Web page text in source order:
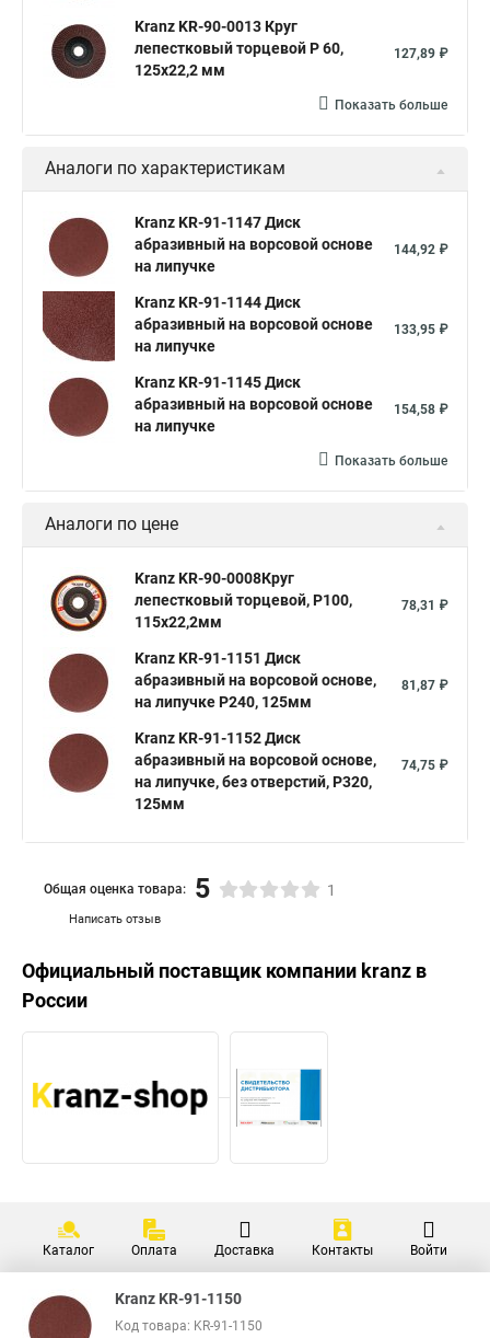
Kranz KR-90-0013 Круг
лепестковый торцевой P 60,
125х22,2 мм
127,89 ₽
Показать больше
Аналоги по характеристикам
Kranz KR-91-1147 Диск
абразивный на ворсовой основе
на липучке
144,92 ₽
Kranz KR-91-1144 Диск
абразивный на ворсовой основе
на липучке
133,95 ₽
Kranz KR-91-1145 Диск
абразивный на ворсовой основе
на липучке
154,58 ₽
Показать больше
Аналоги по цене
Kranz KR-90-0008Круг
лепестковый торцевой, P100,
115х22,2мм
78,31 ₽
Kranz KR-91-1151 Диск
абразивный на ворсовой основе,
на липучке P240, 125мм
81,87 ₽
Kranz KR-91-1152 Диск
абразивный на ворсовой основе,
на липучке, без отверстий, P320,
125мм
74,75 ₽
Написать отзыв
Общая оценка товара: 5 1
Официальный поставщик компании kranz в
России
Каталог Оплата Доставка Контакты Войти
Kranz KR-91-1150
Код товара: KR-91-1150